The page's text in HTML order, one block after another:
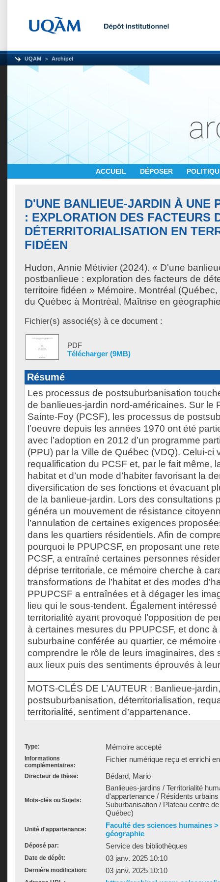
UQAM Archipel
ACCUEIL DÉPOSER
D'UNE BANLIEUE-JARDIN À UNE
: EXPLORATION DES FACTEURS
DÉTERRITORIALISATION EN
FIDÉEN
Hudon, Annie Métivier (2024). « D'une
postbanlieue : exploration des facteurs de
territoire fidéen » Mémoire. Montréal
du Québec à Montréal, Maîtrise en
Fichier(s) associé(s) à ce document :
PDF
Télécharger (9MB)
Résumé
Les processus de postsuburbanisation
de banlieues-jardin nord-américaines. Sur le
Sainte-Foy (PCSF), les processus de
l’oeuvre depuis les années 1970 ont été
avec l’adoption en 2012 d’un programme
(PPU) par la Ville de Québec (VDQ). Celui-ci
requalification du PCSF et, par le fait même,
habitat et d’un mode d’habiter favorisant la
diversification de ses fonctions et évacuant
de la banlieue-jardin. Lors des consultations
généra un mouvement de résistance
l’annulation de certaines exigences
dans les quartiers résidentiels. Afin de
pourquoi le PPUPCSF, en proposant une
PCSF, a entraîné certaines personnes
déprise territoriale, ce mémoire cherche à
transformations de l’habitat et des modes
PPUPCSF a entraînées et à dégager les
lieu qui le sous-tendent. Également
territorialité ayant provoqué l’opposition de
à certaines mesures du PPUPCSF, et donc à
suburbaine conférée au quartier, ce
comprendre le rôle de leurs imaginaires, des
aux lieux puis des sentiments éprouvés à
MOTS-CLÉS DE L’AUTEUR : Banlieue-jardin,
postsuburbanisation, déterritorialisation,
territorialité, sentiment d’appartenance.
Type: Mémoire accepté
Informations
complémentaires:
Fichier numérique reçu et enrichi
Directeur de thèse: Bédard, Mario
Mots-clés ou Sujets:
Banlieues-jardins / Territorialité
d'appartenance / Résidents
Suburbanisation / Plateau centre
Québec)
Unité d'appartenance:
Faculté des sciences humaines
géographie
Déposé par: Service des bibliothèques
Date de dépôt: 03 janv. 2025 10:10
Dernière modification: 03 janv. 2025 10:10